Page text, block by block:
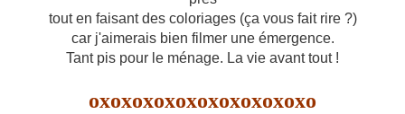
tout en faisant des coloriages (ça vous fait rire ?)
car j'aimerais bien filmer une émergence.
Tant pis pour le ménage. La vie avant tout !
oxoxoxoxoxoxoxoxoxoxo